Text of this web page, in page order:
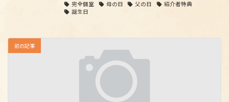
完全個室
母の日 父の日
紹介者特典
誕生日
前の記事